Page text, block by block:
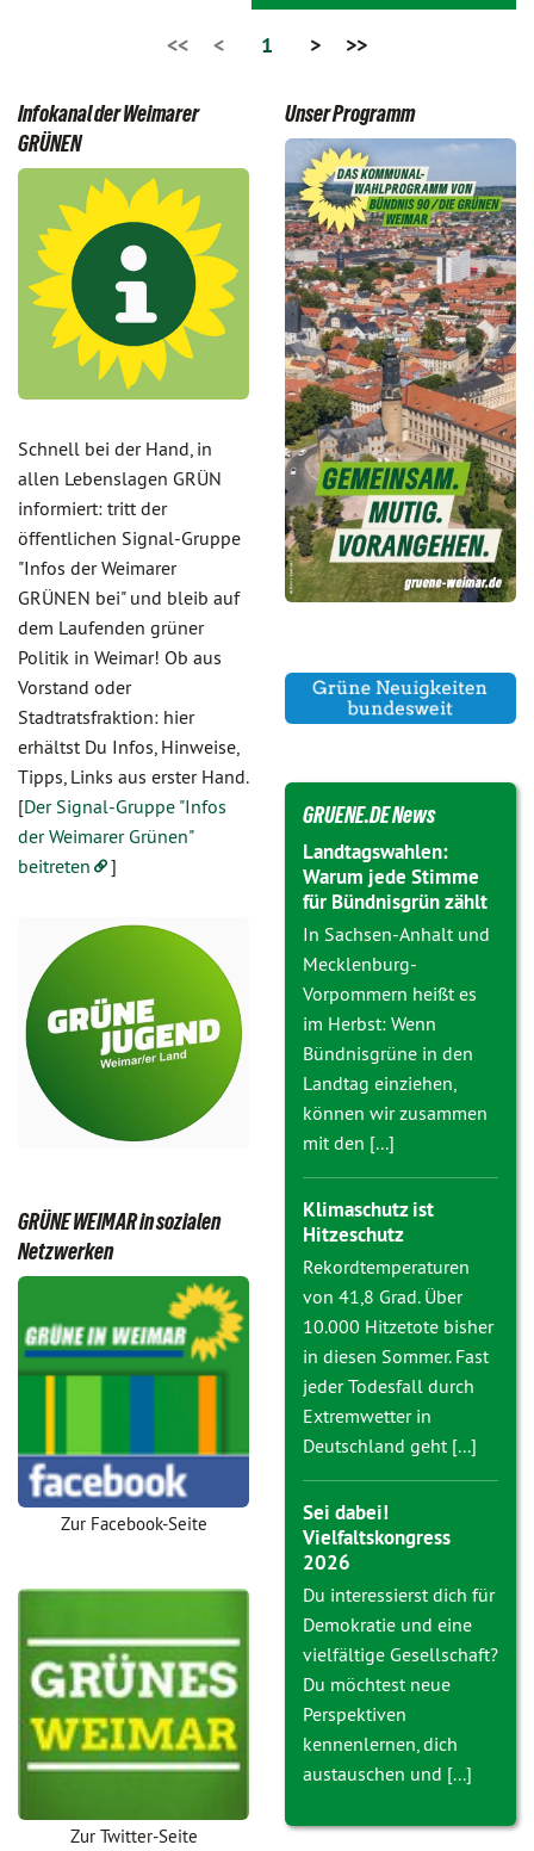
<< < 1 > >>
Infokanal der Weimarer
GRÜNEN
Schnell bei der Hand, in
allen Lebenslagen GRÜN
informiert: tritt der
öffentlichen Signal-Gruppe
"Infos der Weimarer
GRÜNEN bei" und bleib auf
dem Laufenden grüner
Politik in Weimar! Ob aus
Vorstand oder
Stadtratsfraktion: hier
erhältst Du Infos, Hinweise,
Tipps, Links aus erster Hand.
[Der Signal-Gruppe "Infos
der Weimarer Grünen"
beitreten
]
GRÜNE WEIMAR in sozialen
Netzwerken
Zur Facebook-Seite
Zur Twitter-Seite
Unser Programm
GRUENE.DE News
Landtagswahlen:
Warum jede Stimme
für Bündnisgrün zählt
In Sachsen-Anhalt und
Mecklenburg-
Vorpommern heißt es
im Herbst: Wenn
Bündnisgrüne in den
Landtag einziehen,
können wir zusammen
mit den [...]
Klimaschutz ist
Hitzeschutz
Rekordtemperaturen
von 41,8 Grad. Über
10.000 Hitzetote bisher
in diesen Sommer. Fast
jeder Todesfall durch
Extremwetter in
Deutschland geht [...]
Sei dabei!
Vielfaltskongress
2026
Du interessierst dich für
Demokratie und eine
vielfältige Gesellschaft?
Du möchtest neue
Perspektiven
kennenlernen, dich
austauschen und [...]